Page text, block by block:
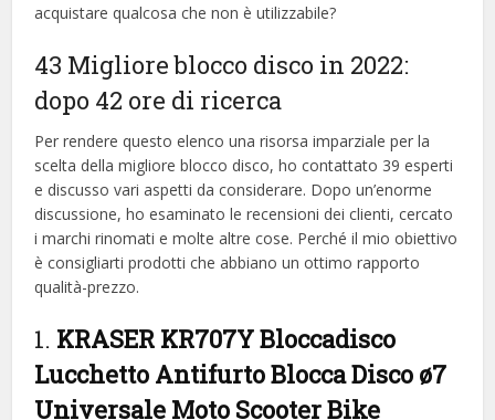
acquistare qualcosa che non è utilizzabile?
43 Migliore blocco disco in 2022:
dopo 42 ore di ricerca
Per rendere questo elenco una risorsa imparziale per la
scelta della migliore blocco disco, ​​ho contattato 39 esperti
e discusso vari aspetti da considerare. Dopo un’enorme
discussione, ho esaminato le recensioni dei clienti, cercato
i marchi rinomati e molte altre cose. Perché il mio obiettivo
è consigliarti prodotti che abbiano un ottimo rapporto
qualità-prezzo.
1. KRASER KR707Y Bloccadisco
Lucchetto Antifurto Blocca Disco ø7
Universale Moto Scooter Bike